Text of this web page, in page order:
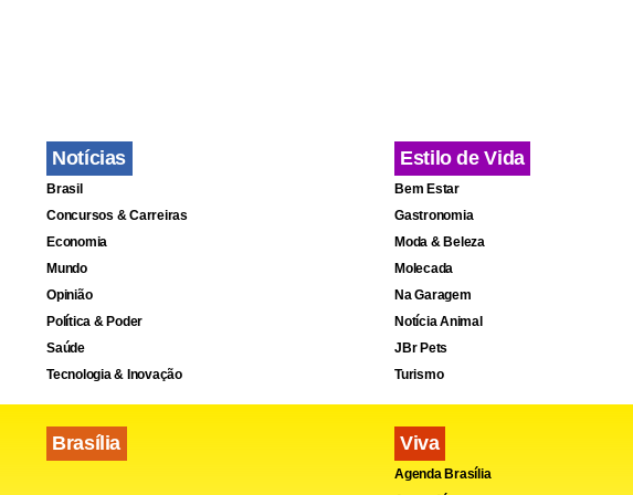
Notícias
Brasil
Concursos & Carreiras
Economia
Mundo
Opinião
Política & Poder
Saúde
Tecnologia & Inovação
Brasília
Estilo de Vida
Bem Estar
Gastronomia
Moda & Beleza
Molecada
Na Garagem
Notícia Animal
JBr Pets
Turismo
Viva
Agenda Brasília